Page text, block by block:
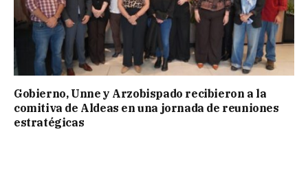
Gobierno, Unne y Arzobispado recibieron a la
comitiva de Aldeas en una jornada de reuniones
estratégicas